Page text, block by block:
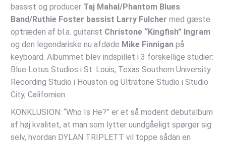
bassist og producer Taj Mahal/Phantom Blues
Band/Ruthie Foster bassist Larry Fulcher med gæste
optræden af bl.a. guitarist Christone “Kingfish” Ingram
og den legendariske nu afdøde Mike Finnigan på
keyboard. Albummet blev indspillet i 3 forskellige studier:
Blue Lotus Studios i St. Louis, Texas Southern University
Recording Studio i Houston og Ultratone Studio i Studio
City, Californien.
KONKLUSION: “Who Is He?” er et så modent debutalbum
af høj kvalitet, at man som lytter uundgåeligt spørger sig
selv, hvordan DYLAN TRIPLETT vil toppe sådan en